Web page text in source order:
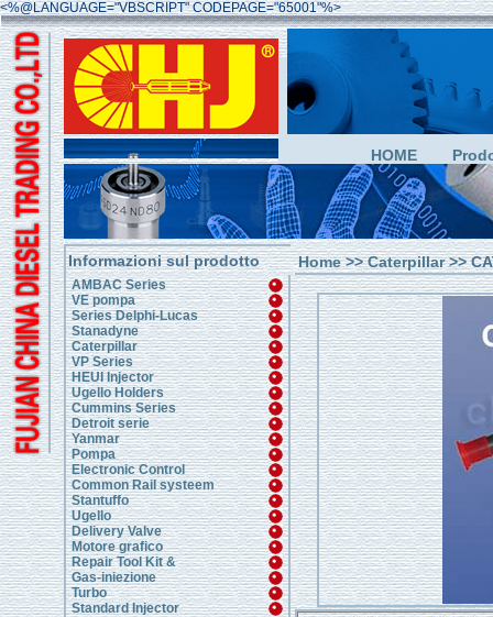
<%@LANGUAGE="VBSCRIPT" CODEPAGE="65001"%>
HOME
Informazioni sul prodotto
AMBAC Series
VE pompa
Series Delphi-Lucas
Stanadyne
Caterpillar
VP Series
HEUI Injector
Ugello Holders
Cummins Series
Detroit serie
Yanmar
Pompa
Electronic Control
Common Rail systeem
Stantuffo
Ugello
Delivery Valve
Motore grafico
Repair Tool Kit &
Gas-iniezione
Turbo
Standard Injector
Home>>Caterpillar>>